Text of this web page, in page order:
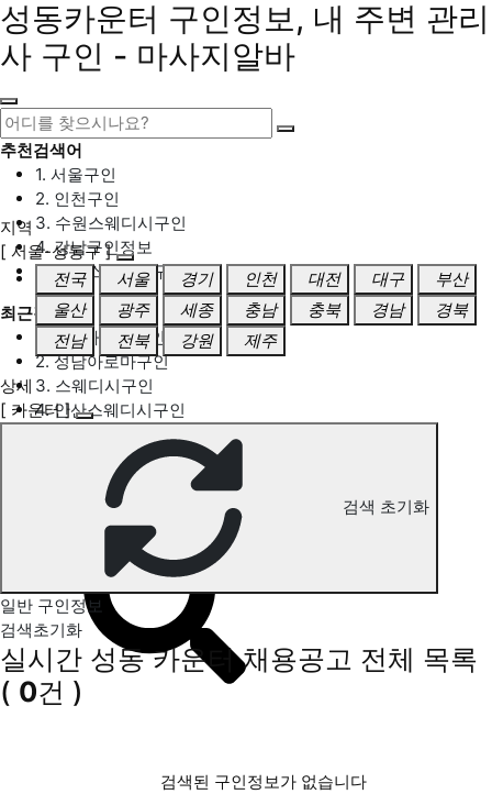
성동카운터 구인정보, 내 주변 관리
사 구인 - 마사지알바
추천검색어
1. 서울구인
2. 인천구인
3. 수원스웨디시구인
4. 강남구인정보
5. 동탄스웨디시구인
최근검색어
1. 일산마사지구인
2. 성남아로마구인
3. 스웨디시구인
4. 안산스웨디시구인
성동 카운터 구인정보
지역
[ 서울-성동구 ]
전국
서울 경기 인천 대전 대구
부산
울산
광주 세종 충남 충북 경남
경북
전남
전북 강원 제주
상세
[ 카운터 ]
검색 초기화
일반 구인정보
검색초기화
실시간 성동 카운터 채용공고 전체 목록
( 0건 )
검색된 구인정보가 없습니다